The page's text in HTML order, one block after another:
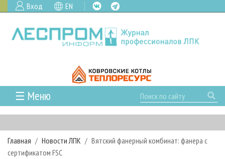
Вход EN
☰ Меню
ГЛАВНАЯ
РУБРИКИ И ТЕМЫ
РУБРИКИ ЖУРНАЛА
НОВОСТИ
Главная Новости ЛПК
Вятский фанерный комбинат: фанера с
сертификатом FSC